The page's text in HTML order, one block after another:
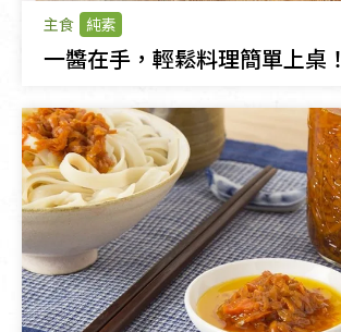
主食 純素
一醬在手，輕鬆料理簡單上桌！